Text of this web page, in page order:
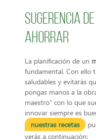
Sugerencia
ahorrar
La planificación de un
fundamental. Con ello
saludables y evitarás
pongas manos a la
maestro” con lo que
innovar siempre es
nuestras recetas
verás a continuación: